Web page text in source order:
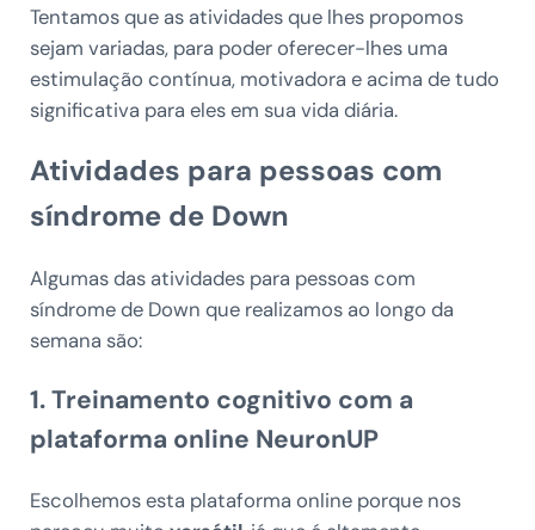
Tentamos que as atividades que lhes propomos
sejam variadas, para poder oferecer-lhes uma
estimulação contínua, motivadora e acima de tudo
significativa para eles em sua vida diária.
Atividades para pessoas com
síndrome de Down
Algumas das atividades para pessoas com
síndrome de Down que realizamos ao longo da
semana são:
1. Treinamento cognitivo com a
plataforma online NeuronUP
Escolhemos esta plataforma online porque nos